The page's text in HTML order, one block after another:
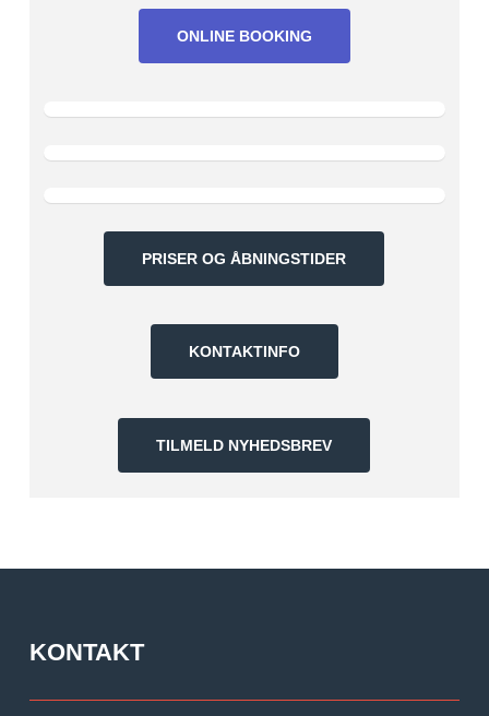
ONLINE BOOKING
Google
Trustpilot
Facebook
bedømmelser
PRISER OG ÅBNINGSTIDER
KONTAKTINFO
TILMELD NYHEDSBREV
KONTAKT